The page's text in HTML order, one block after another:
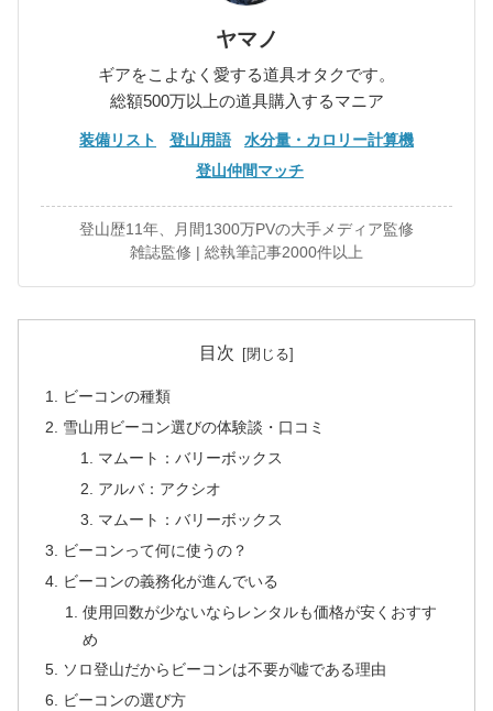
ヤマノ
ギアをこよなく愛する道具オタクです。
総額500万以上の道具購入するマニア
装備リスト 登山用語
水分量・カロリー計算機
登山仲間マッチ
登山歴11年、月間1300万PVの大手メディア監修
雑誌監修 | 総執筆記事2000件以上
目次
ビーコンの種類
雪山用ビーコン選びの体験談・口コミ
マムート：バリーボックス
アルバ：アクシオ
マムート：バリーボックス
ビーコンって何に使うの？
ビーコンの義務化が進んでいる
使用回数が少ないならレンタルも価格が安くおすす
め
ソロ登山だからビーコンは不要が嘘である理由
ビーコンの選び方